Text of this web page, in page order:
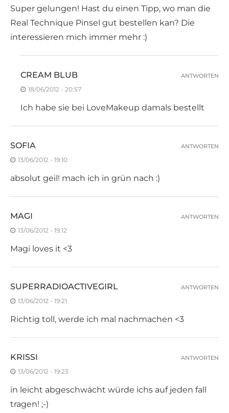
Super gelungen! Hast du einen Tipp, wo man die
Real Technique Pinsel gut bestellen kan? Die
interessieren mich immer mehr :)
CREAM BLUB
18/06/2012 - 20:57
Ich habe sie bei LoveMakeup damals bestellt
ANTWORTEN
SOFIA
13/06/2012 - 19:10
absolut geil! mach ich in grün nach :)
ANTWORTEN
MAGI
13/06/2012 - 19:12
Magi loves it <3
ANTWORTEN
SUPERRADIOACTIVEGIRL
13/06/2012 - 19:21
Richtig toll, werde ich mal nachmachen <3
ANTWORTEN
KRISSI
13/06/2012 - 19:23
in leicht abgeschwächt würde ichs auf jeden fall
tragen! ;-)
ANTWORTEN